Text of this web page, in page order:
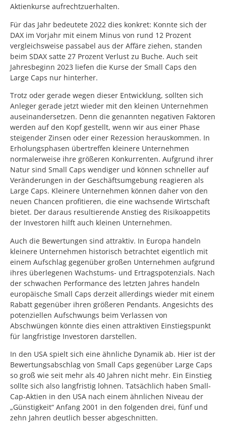
Aktienkurse aufrechtzuerhalten.
Für das Jahr bedeutete 2022 dies konkret: Konnte sich der
DAX im Vorjahr mit einem Minus von rund 12 Prozent
vergleichsweise passabel aus der Affäre ziehen, standen
beim SDAX satte 27 Prozent Verlust zu Buche. Auch seit
Jahresbeginn 2023 liefen die Kurse der Small Caps den
Large Caps nur hinterher.
Trotz oder gerade wegen dieser Entwicklung, sollten sich
Anleger gerade jetzt wieder mit den kleinen Unternehmen
auseinandersetzen. Denn die genannten negativen Faktoren
werden auf den Kopf gestellt, wenn wir aus einer Phase
steigender Zinsen oder einer Rezession herauskommen. In
Erholungsphasen übertreffen kleinere Unternehmen
normalerweise ihre größeren Konkurrenten. Aufgrund ihrer
Natur sind Small Caps wendiger und können schneller auf
Veränderungen in der Geschäftsumgebung reagieren als
Large Caps. Kleinere Unternehmen können daher von den
neuen Chancen profitieren, die eine wachsende Wirtschaft
bietet. Der daraus resultierende Anstieg des Risikoappetits
der Investoren hilft auch kleinen Unternehmen.
Auch die Bewertungen sind attraktiv. In Europa handeln
kleinere Unternehmen historisch betrachtet eigentlich mit
einem Aufschlag gegenüber großen Unternehmen aufgrund
ihres überlegenen Wachstums- und Ertragspotenzials. Nach
der schwachen Performance des letzten Jahres handeln
europäische Small Caps derzeit allerdings wieder mit einem
Rabatt gegenüber ihren größeren Pendants. Angesichts des
potenziellen Aufschwungs beim Verlassen von
Abschwüngen könnte dies einen attraktiven Einstiegspunkt
für langfristige Investoren darstellen.
In den USA spielt sich eine ähnliche Dynamik ab. Hier ist der
Bewertungsabschlag von Small Caps gegenüber Large Caps
so groß wie seit mehr als 40 Jahren nicht mehr. Ein Einstieg
sollte sich also langfristig lohnen. Tatsächlich haben Small-
Cap-Aktien in den USA nach einem ähnlichen Niveau der
„Günstigkeit“ Anfang 2001 in den folgenden drei, fünf und
zehn Jahren deutlich besser abgeschnitten.